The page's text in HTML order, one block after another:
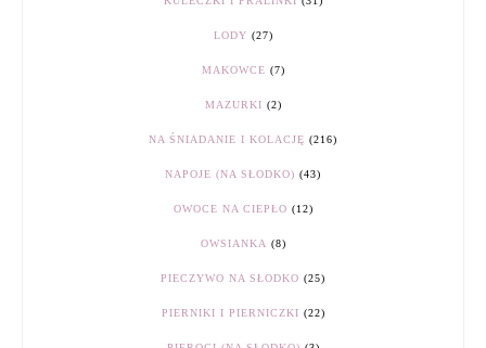
LODY (27)
MAKOWCE (7)
MAZURKI (2)
NA ŚNIADANIE I KOLACJĘ (216)
NAPOJE (NA SŁODKO) (43)
OWOCE NA CIEPŁO (12)
OWSIANKA (8)
PIECZYWO NA SŁODKO (25)
PIERNIKI I PIERNICZKI (22)